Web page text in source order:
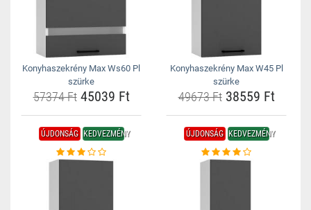
Konyhaszekrény Max Ws60 Pl
szürke
57374 Ft45039 Ft
Konyhaszekrény Max W45 Pl
szürke
49673 Ft38559 Ft
ÚJDONSÁG KEDVEZMÉNY ÚJDONSÁG KEDVEZMÉNY